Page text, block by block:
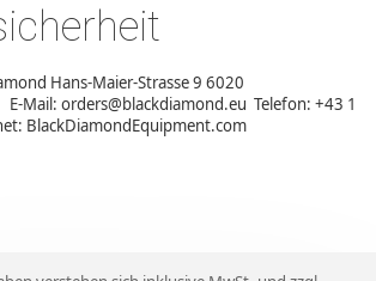
Hans-Maier-Strasse 9 6020
Mail: orders@blackdiamond.eu Telefon: +43 1
BlackDiamondEquipment.com